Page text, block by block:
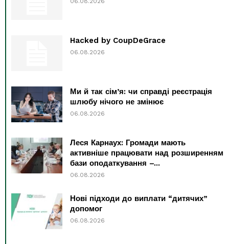
Hacked by CoupDeGrace
06.08.2026
Ми й так сім’я: чи справді реєстрація
шлюбу нічого не змінює
06.08.2026
Леся Карнаух: Громади мають
активніше працювати над розширенням
бази оподаткування –...
06.08.2026
Нові підходи до виплати “дитячих”
допомог
06.08.2026